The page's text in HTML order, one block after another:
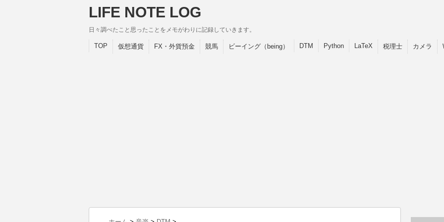
LIFE NOTE LOG
日々調べたこと思ったことをメモがわりに記録していきます。
TOP 仮想通貨 FX・外貨預金 競馬 ビーイング（being） DTM Python LaTeX 税理士 カメラ